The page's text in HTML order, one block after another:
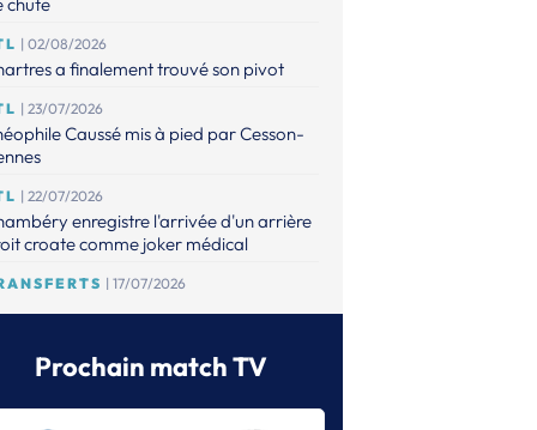
| 02/08/2026
a finalement trouvé son pivot
| 23/07/2026
Caussé mis à pied par Cesson-
| 22/07/2026
enregistre l'arrivée d'un arrière
croate comme joker médical
| 17/07/2026
point sur les mises à jour de l'espace
| 16/07/2026
Prochain match TV